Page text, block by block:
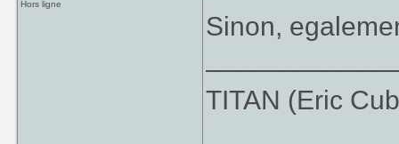
Hors ligne
Sinon,
TITAN (Eric